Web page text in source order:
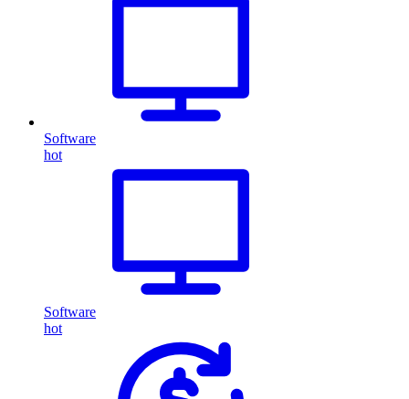
Software
hot
Software
hot